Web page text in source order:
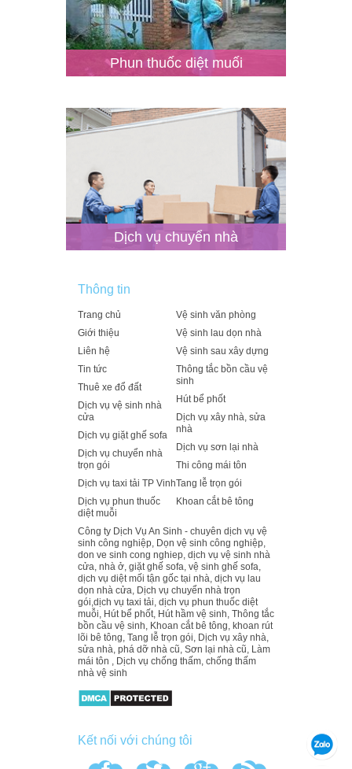
Phun thuốc diệt muối
Dịch vụ chuyển nhà
Thông tin
Trang chủ
Giới thiệu
Liên hệ
Tin tức
Thuê xe đổ đất
Dịch vụ vệ sinh nhà
cửa
Dịch vụ giặt ghế sofa
Dịch vụ chuyển nhà
trọn gói
Dịch vụ taxi tải TP Vinh
Dịch vụ phun thuốc
diệt muỗi
Vệ sinh văn phòng
Vệ sinh lau dọn nhà
Vệ sinh sau xây dựng
Thông tắc bồn cầu vệ
sinh
Hút bể phốt
Dịch vụ xây nhà, sửa
nhà
Dịch vụ sơn lại nhà
Thi công mái tôn
Tang lễ trọn gói
Khoan cắt bê tông
Công ty Dịch Vụ An Sinh - chuyên dịch vụ vệ
sinh công nghiệp, Dọn vệ sinh công nghiệp,
don ve sinh cong nghiep, dịch vụ vệ sinh nhà
cửa, nhà ở, giặt ghế sofa, vệ sinh ghế sofa,
dịch vụ diệt mối tận gốc tại nhà, dịch vụ lau
dọn nhà cửa, Dịch vụ chuyển nhà trọn
gói,dịch vụ taxi tải, dịch vụ phun thuốc diệt
muỗi, Hút bể phốt, Hút hầm vệ sinh, Thông tắc
bồn cầu vệ sinh, Khoan cắt bê tông, khoan rút
lõi bê tông, Tang lễ trọn gói, Dịch vụ xây nhà,
sửa nhà, phá dỡ nhà cũ, Sơn lại nhà cũ, Làm
mái tôn , Dịch vụ chống thấm, chống thấm
nhà vệ sinh
Kết nối với chúng tôi